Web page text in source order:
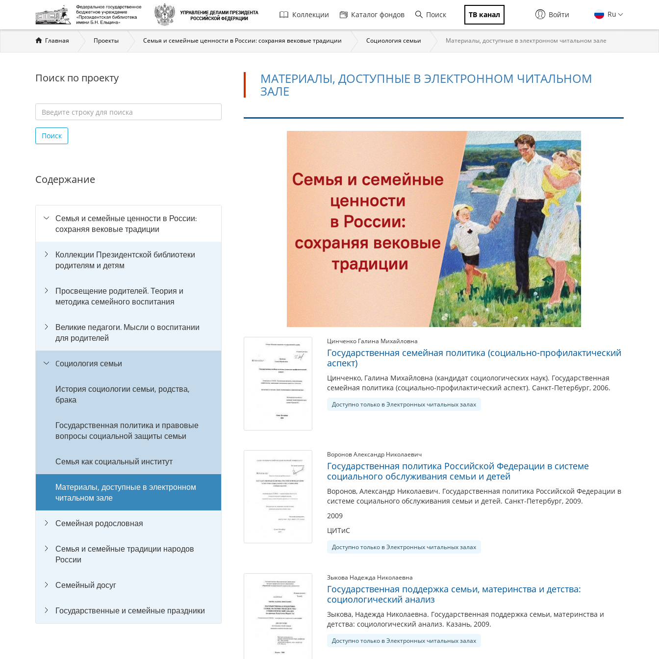
Главная
навигация
Коллекции Каталог фондов Поиск ТВ канал Ru
Войти
Вы
здесь
Главная Проекты Семья и семейные ценности в России: сохраняя вековые традиции Cоциология семьи Материалы, доступные в электронном читальном зале
Поиск по проекту
строку
для
Поиск
Содержание
Семья и семейные ценности в России:
сохраняя вековые традиции
Коллекции Президентской библиотеки
родителям и детям
Просвещение родителей. Теория и
методика семейного воспитания
Великие педагоги. Мысли о воспитании
для родителей
Cоциология семьи
История социологии семьи, родства,
брака
Государственная политика и правовые
вопросы социальной защиты семьи
Семья как социальный институт
Материалы, доступные в электронном
читальном зале
Семейная родословная
Семья и семейные традиции народов
России
Семейный досуг
Государственные и семейные праздники
МАТЕРИАЛЫ, ДОСТУПНЫЕ В ЭЛЕКТРОННОМ ЧИТАЛЬНОМ
ЗАЛЕ
электронном
читальном
Цинченко Галина Михайловна
Государственная семейная политика (социально-профилактический
аспект)
Цинченко, Галина Михайловна (кандидат социологических наук). Государственная
семейная политика (социально-профилактический аспект). Санкт-Петербург, 2006.
Доступно только в Электронных читальных залах
Воронов Александр Николаевич
Государственная политика Российской Федерации в системе
социального обслуживания семьи и детей
Воронов, Александр Николаевич. Государственная политика Российской Федерации в
системе социального обслуживания семьи и детей. Санкт-Петербург, 2009.
2009
ЦИТиС
Доступно только в Электронных читальных залах
Зыкова Надежда Николаевна
Государственная поддержка семьи, материнства и детства:
социологический анализ
Зыкова, Надежда Николаевна. Государственная поддержка семьи, материнства и
детства: социологический анализ. Казань, 2009.
Доступно только в Электронных читальных залах